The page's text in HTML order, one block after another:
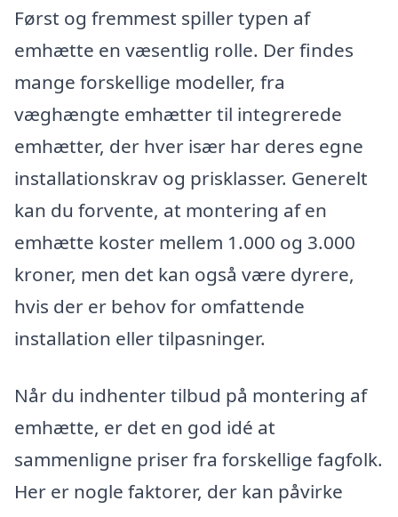
Først og fremmest spiller typen af
emhætte en væsentlig rolle. Der findes
mange forskellige modeller, fra
væghængte emhætter til integrerede
emhætter, der hver især har deres egne
installationskrav og prisklasser. Generelt
kan du forvente, at montering af en
emhætte koster mellem 1.000 og 3.000
kroner, men det kan også være dyrere,
hvis der er behov for omfattende
installation eller tilpasninger.
Når du indhenter tilbud på montering af
emhætte, er det en god idé at
sammenligne priser fra forskellige fagfolk.
Her er nogle faktorer, der kan påvirke